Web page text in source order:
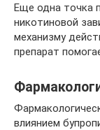
Еще одна точка
никотиновой
механизму
препарат
влиянием